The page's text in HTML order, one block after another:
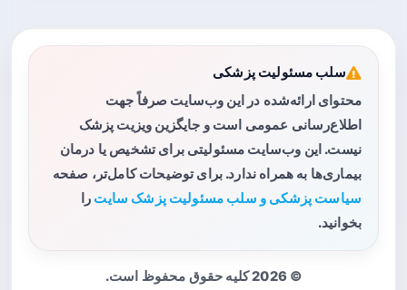
سلب مسئولیت پزشکی
محتوای ارائه‌شده در این وب‌سایت صرفاً جهت
اطلاع‌رسانی عمومی است و جایگزین ویزیت پزشک
نیست. این وب‌سایت مسئولیتی برای تشخیص یا درمان
بیماری‌ها به همراه ندارد. برای توضیحات کامل‌تر، صفحه
سیاست پزشکی و سلب مسئولیت پزشک سایت را
بخوانید.
© 2026 کلیه حقوق محفوظ است.